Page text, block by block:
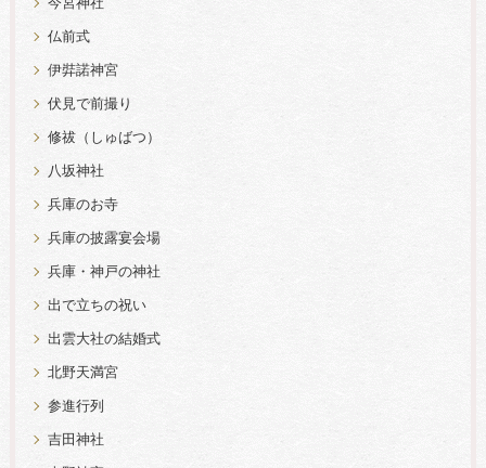
今宮神社
仏前式
伊弉諾神宮
伏見で前撮り
修祓（しゅばつ）
八坂神社
兵庫のお寺
兵庫の披露宴会場
兵庫・神戸の神社
出で立ちの祝い
出雲大社の結婚式
北野天満宮
参進行列
吉田神社